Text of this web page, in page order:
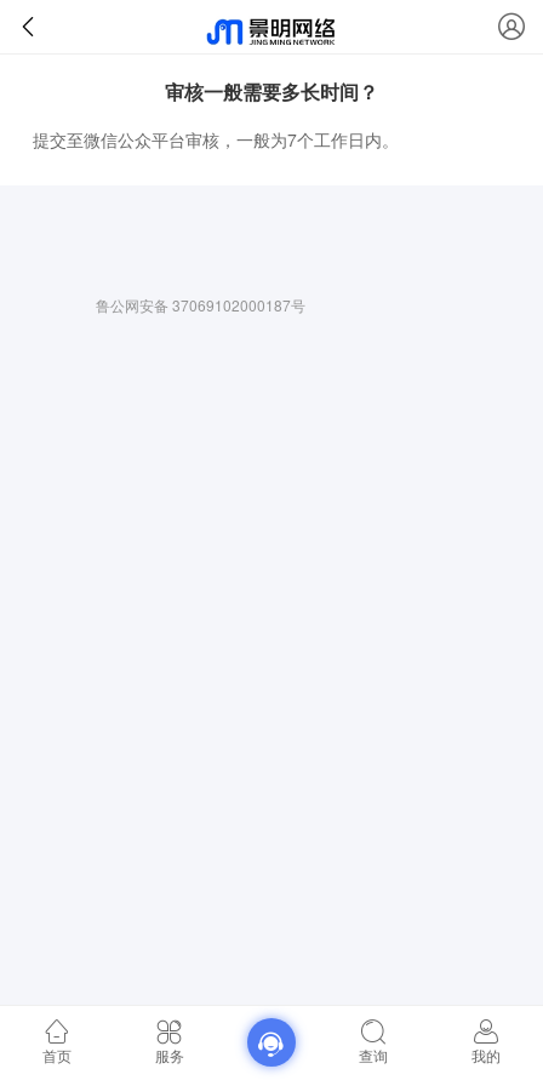
审核一般需要多长时间？
提交至微信公众平台审核，一般为7个工作日内。
首页 服务 查询 我的
鲁公网安备 37069102000187号